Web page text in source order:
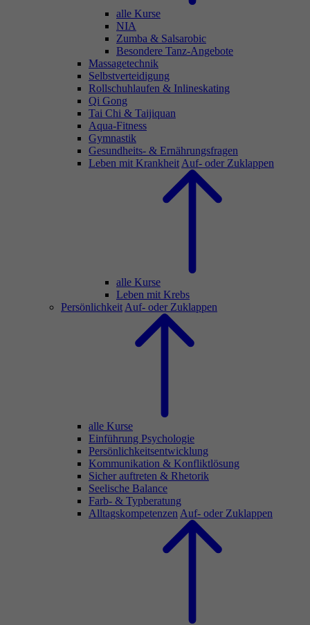
alle Kurse
NIA
Zumba & Salsarobic
Besondere Tanz-Angebote
Massagetechnik
Selbstverteidigung
Rollschuhlaufen & Inlineskating
Qi Gong
Tai Chi & Taijiquan
Aqua-Fitness
Gymnastik
Gesundheits- & Ernährungsfragen
Leben mit Krankheit Auf- oder Zuklappen
alle Kurse
Leben mit Krebs
Persönlichkeit Auf- oder Zuklappen
alle Kurse
Einführung Psychologie
Persönlichkeitsentwicklung
Kommunikation & Konfliktlösung
Sicher auftreten & Rhetorik
Seelische Balance
Farb- & Typberatung
Alltagskompetenzen Auf- oder Zuklappen